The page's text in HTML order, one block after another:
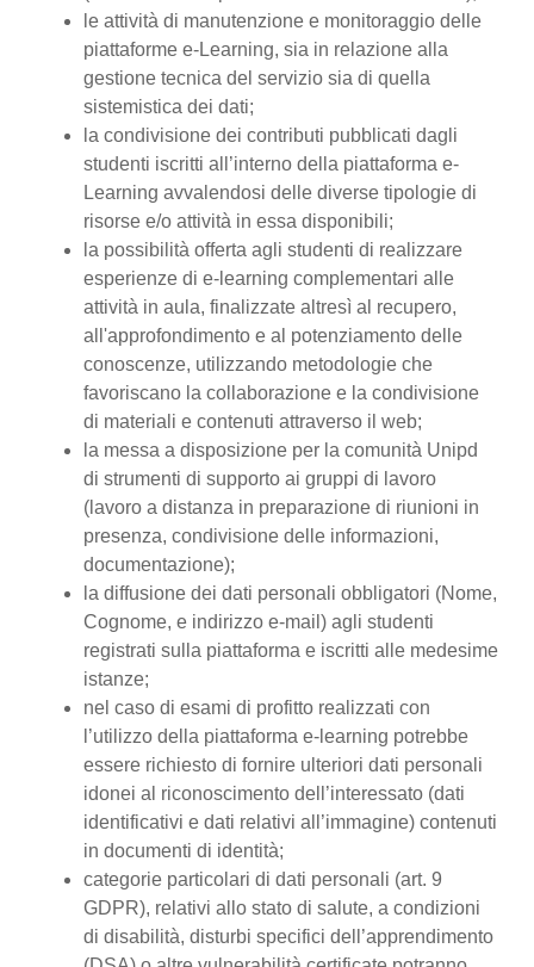
le attività di manutenzione e monitoraggio delle
piattaforme e-Learning, sia in relazione alla
gestione tecnica del servizio sia di quella
sistemistica dei dati;
la condivisione dei contributi pubblicati dagli
studenti iscritti all’interno della piattaforma e-
Learning avvalendosi delle diverse tipologie di
risorse e/o attività in essa disponibili;
la possibilità offerta agli studenti di realizzare
esperienze di e-learning complementari alle
attività in aula, finalizzate altresì al recupero,
all'approfondimento e al potenziamento delle
conoscenze, utilizzando metodologie che
favoriscano la collaborazione e la condivisione
di materiali e contenuti attraverso il web;
la messa a disposizione per la comunità Unipd
di strumenti di supporto ai gruppi di lavoro
(lavoro a distanza in preparazione di riunioni in
presenza, condivisione delle informazioni,
documentazione);
la diffusione dei dati personali obbligatori (Nome,
Cognome, e indirizzo e-mail) agli studenti
registrati sulla piattaforma e iscritti alle medesime
istanze;
nel caso di esami di profitto realizzati con
l’utilizzo della piattaforma e-learning potrebbe
essere richiesto di fornire ulteriori dati personali
idonei al riconoscimento dell’interessato (dati
identificativi e dati relativi all’immagine) contenuti
in documenti di identità;
categorie particolari di dati personali (art. 9
GDPR), relativi allo stato di salute, a condizioni
di disabilità, disturbi specifici dell’apprendimento